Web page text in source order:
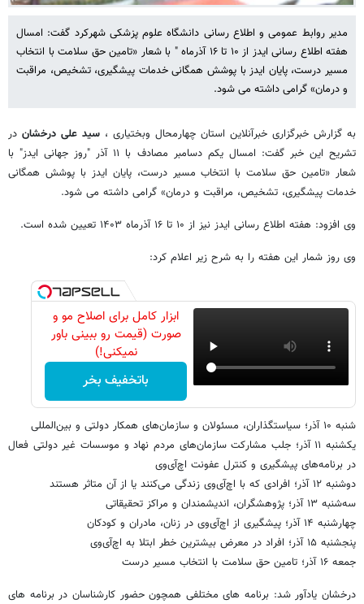
مدیر روابط عمومی و اطلاع رسانی دانشگاه علوم پزشکی شهرکرد گفت: امسال
هفته اطلاع رسانی ایدز از ۱۰ تا ۱۶ آذرماه " با شعار «تامین حق سلامت با انتخاب
مسیر درست، پایان ایدز با پوشش همگانی خدمات پیشگیری، تشخیص، مراقبت
و درمان» گرامی داشته می شود.
به گزارش خبرگزاری خبرآنلاین استان چهارمحال وبختیاری ، سید علی درخشان در
تشریح این خبر گفت: امسال یکم دسامبر مصادف با ۱۱ آذر "روز جهانی ایدز" با
شعار «تامین حق سلامت با انتخاب مسیر درست، پایان ایدز با پوشش همگانی
خدمات پیشگیری، تشخیص، مراقبت و درمان» گرامی داشته می شود.
وی افزود: هفته اطلاع رسانی ایدز نیز از ۱۰ تا ۱۶ آذرماه ۱۴۰۳ تعیین شده است.
وی روز شمار این هفته را به شرح زیر اعلام کرد:
ابزار کامل برای اصلاح مو و
صورت (قیمت رو ببینی باور
نمیکنی!)
باتخفیف بخر
شنبه ۱۰ آذر؛ سیاستگذاران، مسئولان و سازمان‌های همکار دولتی و بین‌المللی
یکشنبه ۱۱ آذر؛ جلب مشارکت سازمان‌های مردم نهاد و موسسات غیر دولتی فعال
در برنامه‌های پیشگیری و کنترل عفونت اچ‌آی‌وی
دوشنبه ۱۲ آذر؛ افرادی که با اچ‌آی‌وی زندگی می‌کنند یا از آن متاثر هستند
سه‌شنبه ۱۳ آذر؛ پژوهشگران، اندیشمندان و مراکز تحقیقاتی
چهارشنبه ۱۴ آذر؛ پیشگیری از اچ‌آی‌وی در زنان، مادران و کودکان
پنجشنبه ۱۵ آذر؛ افراد در معرض بیشترین خطر ابتلا به اچ‌آی‌وی
جمعه ۱۶ آذر؛ تامین حق سلامت با انتخاب مسیر درست
درخشان یادآور شد: برنامه های مختلفی همچون حضور کارشناسان در برنامه های